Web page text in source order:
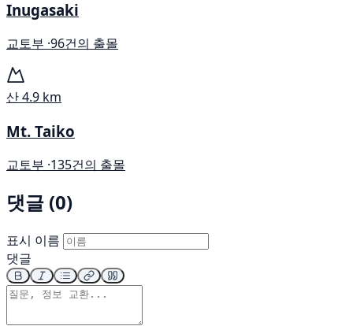
Inugasaki
교토부 ·96건의 출몰
산4.9 km
Mt. Taiko
교토부 ·135건의 출몰
댓글 (0)
표시 이름
댓글